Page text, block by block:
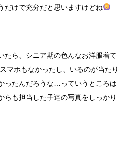
だけで充分だと思いますけどね
たら、シニア期の色んなお洋服着て
スマホもなかったし、いるのが当たり
ったんだろうな…っていうところは
らも担当した子達の写真をしっかり